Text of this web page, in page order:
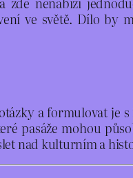
ve světě. Dílo by
a formulovat je
pasáže mohou
nad kulturním a